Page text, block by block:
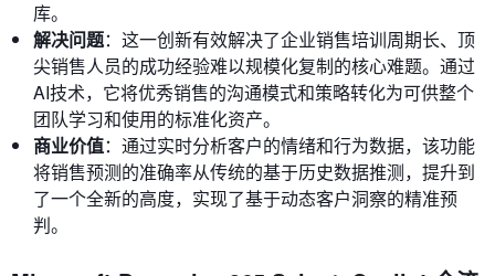
库。
解决问题：这一创新有效解决了企业销售培训周期长、顶
尖销售人员的成功经验难以规模化复制的核心难题。通过
AI技术，它将优秀销售的沟通模式和策略转化为可供整个
团队学习和使用的标准化资产。
商业价值：通过实时分析客户的情绪和行为数据，该功能
将销售预测的准确率从传统的基于历史数据推测，提升到
了一个全新的高度，实现了基于动态客户洞察的精准预
判。